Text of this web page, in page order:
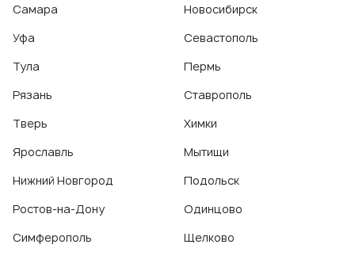
Самара
Уфа
Тула
Рязань
Тверь
Ярославль
Нижний Новгород
Ростов-на-Дону
Симферополь
Новосибирск
Севастополь
Пермь
Ставрополь
Химки
Мытищи
Подольск
Одинцово
Щелково